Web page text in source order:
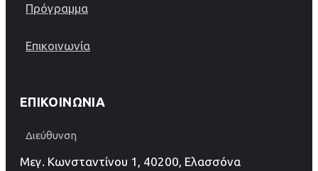
Πρόγραμμα
Επικοινωνία
ΕΠΙΚΟΙΝΩΝΊΑ
Διεύθυνση
Μεγ. Κωνσταντίνου 1, 40200, Ελασσόνα